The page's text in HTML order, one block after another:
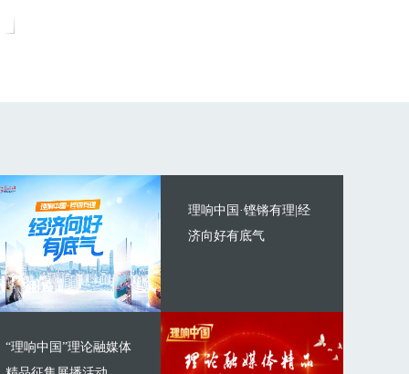
理响中国·铿锵有理|经
济向好有底气
“理响中国”理论融媒体